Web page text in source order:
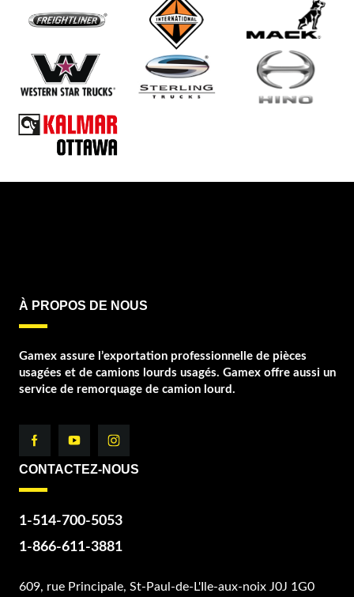
À PROPOS DE NOUS
Gamex assure l’exportation professionnelle de pièces
usagées et de camions lourds usagés. Gamex offre aussi un
service de remorquage de camion lourd.
CONTACTEZ-NOUS
1-514-700-5053
1-866-611-3881
609, rue Principale, St-Paul-de-L'Ile-aux-noix J0J 1G0